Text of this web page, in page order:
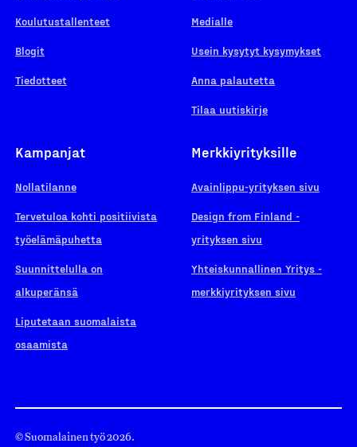
Koulutustallenteet
Blogit
Tiedotteet
Medialle
Usein kysytyt kysymykset
Anna palautetta
Tilaa uutiskirje
Kampanjat
Nollatilanne
Tervetuloa kohti positiivista
työelämäpuhetta
Suunnittelulla on
alkuperänsä
Liputetaan suomalaista
osaamista
Merkkiyrityksille
Avainlippu-yrityksen sivu
Design from Finland -
yrityksen sivu
Yhteiskunnallinen Yritys -
merkkiyrityksen sivu
© Suomalainen työ 2026.